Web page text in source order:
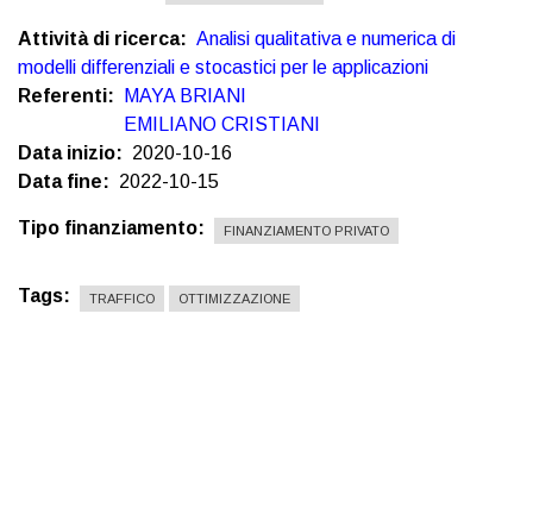
Attività di ricerca
Analisi qualitativa e numerica di
modelli differenziali e stocastici per le applicazioni
Referenti
MAYA BRIANI
EMILIANO CRISTIANI
Data inizio
2020-10-16
Data fine
2022-10-15
Tipo finanziamento FINANZIAMENTO PRIVATO
Tags TRAFFICO OTTIMIZZAZIONE